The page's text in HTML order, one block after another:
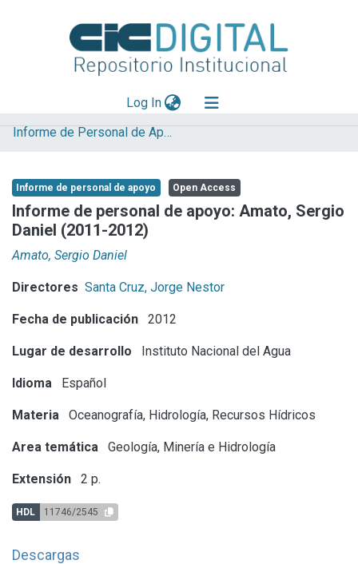
Log In(current)
Explorar
Aportar material
Statistics
Informe de Personal de Apoyo
Informe de personal de apoyo Open Access
Informe de personal de apoyo: Amato, Sergio
Daniel (2011-2012)
Amato, Sergio Daniel
Directores Santa Cruz, Jorge Nestor
Fecha de publicación 2012
Lugar de desarrollo Instituto Nacional del Agua
Idioma Español
Materia Oceanografía, Hidrología, Recursos Hídricos
Area temática Geología, Minería e Hidrología
Extensión 2 p.
HDL 11746/2545
Descargas